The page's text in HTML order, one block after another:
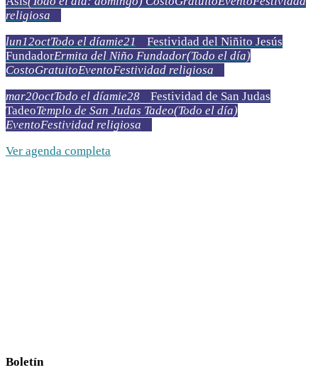
religiosa
lun12octTodo el díamie21
Festividad del Niñito Jesús
FundadorErmita del Niño Fundador(Todo el día)
CostoGratuitoEventoFestividad religiosa
mar20octTodo el díamie28
Festividad de San Judas
TadeoTemplo de San Judas Tadeo(Todo el día)
EventoFestividad religiosa
Ver agenda completa
Boletín